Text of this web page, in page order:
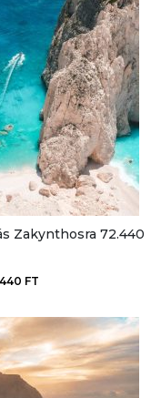
Zakynthosra 72.440
FT